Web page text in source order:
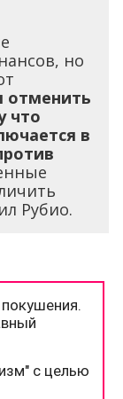
но
отменить
что
в
Рубио.